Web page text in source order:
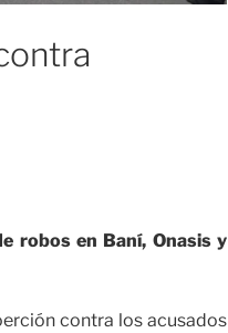
robos en Baní, Onasis y
contra los acusados